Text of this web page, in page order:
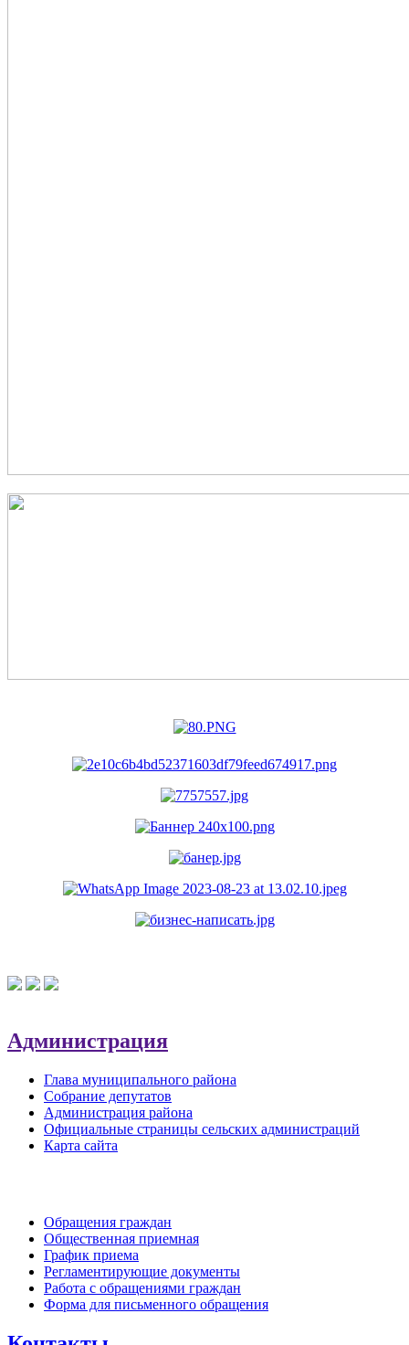
Администрация
Глава муниципального района
Собрание депутатов
Администрация района
Официальные страницы сельских администраций
Карта сайта
Обращения граждан
Общественная приемная
График приема
Регламентирующие документы
Работа с обращениями граждан
Форма для письменного обращения